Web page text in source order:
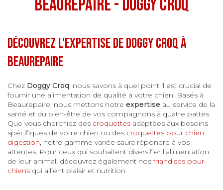
Beaurepaire - Doggy Croq
Découvrez l'expertise de Doggy Croq à
Beaurepaire
Chez Doggy Croq, nous savons à quel point il est crucial de
fournir une alimentation de qualité à votre chien. Basés à
Beaurepaire, nous mettons notre expertise au service de la
santé et du bien-être de vos compagnons à quatre pattes.
Que vous cherchiez des croquettes adaptées aux besoins
spécifiques de votre chien ou des croquettes pour chien
digestion, notre gamme variée saura répondre à vos
attentes. Pour ceux qui souhaitent diversifier l'alimentation
de leur animal, découvrez également nosfriandises pour
chiens qui allient plaisir et nutrition.